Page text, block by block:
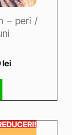
– peri /
lei